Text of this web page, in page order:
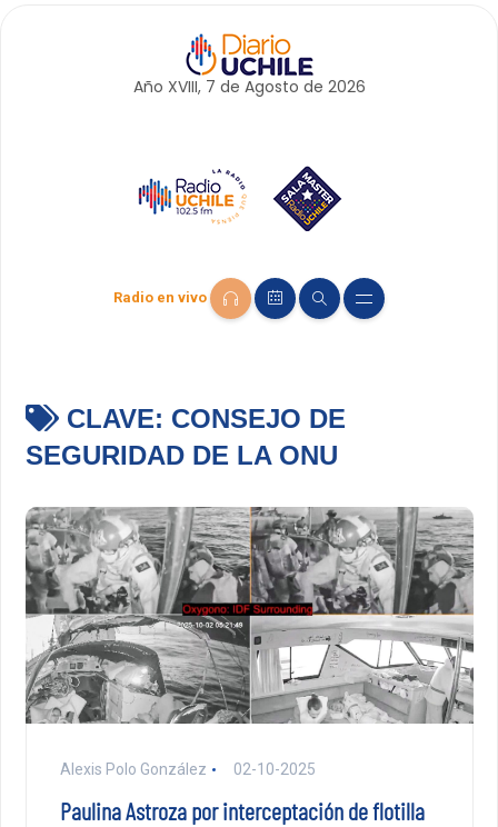
Año XVIII, 7 de Agosto de 2026
Radio en vivo
CLAVE: CONSEJO DE
SEGURIDAD DE LA ONU
Alexis Polo González 02-10-2025
Paulina Astroza por interceptación de flotilla